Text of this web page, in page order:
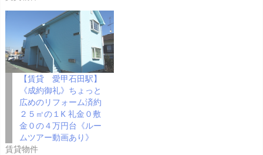
【賃貸 愛甲石田駅】
《成約御礼》ちょっと
広めのリフォーム済約
２５㎡の１K 礼金０敷
金０の４万円台《ルー
ムツアー動画あり》
賃貸物件